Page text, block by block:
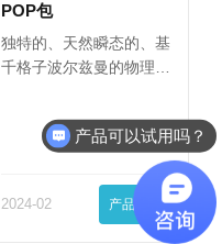
POP包
独特的、天然瞬态的、基
千格子波尔兹曼的物理
2024-02 产品详情
产品可以试用吗？